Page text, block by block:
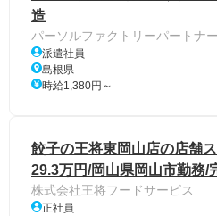
造
パーソルファクトリーパートナ
派遣社員
島根県
時給1,380円～
餃子の王将東岡山店の店舗
29.3万円/岡山県岡山市勤務/
株式会社王将フードサービス
正社員